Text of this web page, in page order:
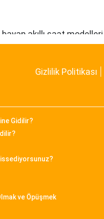
akıllı saat
çağrı bildirimleri,
tarzına uygun bir
ile tanınan bir
uygun seçenekler
başarıyla
Gizlilik Politikası
Gidilir?
ve Öpüşmek